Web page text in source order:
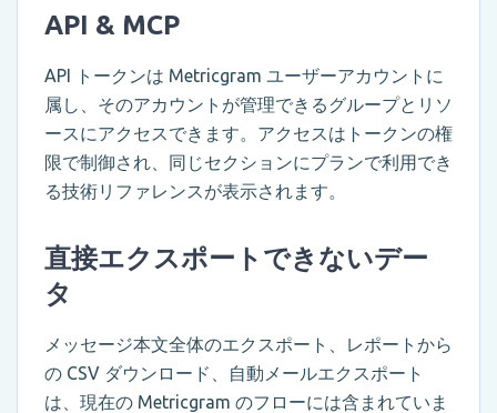
API & MCP
API トークンは Metricgram ユーザーアカウントに
属し、そのアカウントが管理できるグループとリソ
ースにアクセスできます。アクセスはトークンの権
限で制御され、同じセクションにプランで利用でき
る技術リファレンスが表示されます。
直接エクスポートできないデー
タ
メッセージ本文全体のエクスポート、レポートから
の CSV ダウンロード、自動メールエクスポート
は、現在の Metricgram のフローには含まれていま